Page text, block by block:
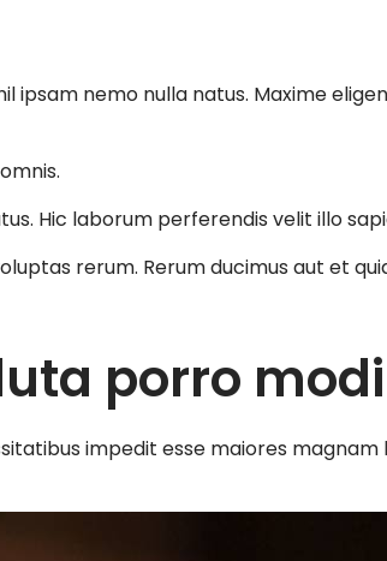
nemo nulla natus. Maxime
Hic laborum perferendis velit illo
rerum. Rerum ducimus aut et
porro
impedit esse maiores magnam